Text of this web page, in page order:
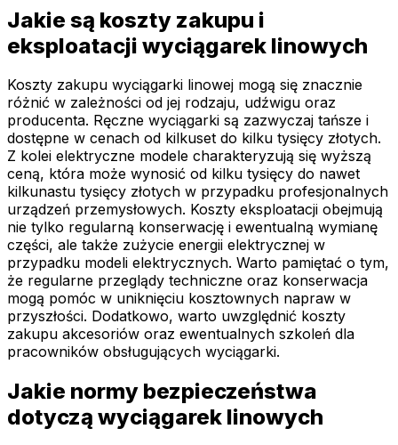
Jakie są koszty zakupu i
eksploatacji wyciągarek linowych
Koszty zakupu wyciągarki linowej mogą się znacznie
różnić w zależności od jej rodzaju, udźwigu oraz
producenta. Ręczne wyciągarki są zazwyczaj tańsze i
dostępne w cenach od kilkuset do kilku tysięcy złotych.
Z kolei elektryczne modele charakteryzują się wyższą
ceną, która może wynosić od kilku tysięcy do nawet
kilkunastu tysięcy złotych w przypadku profesjonalnych
urządzeń przemysłowych. Koszty eksploatacji obejmują
nie tylko regularną konserwację i ewentualną wymianę
części, ale także zużycie energii elektrycznej w
przypadku modeli elektrycznych. Warto pamiętać o tym,
że regularne przeglądy techniczne oraz konserwacja
mogą pomóc w uniknięciu kosztownych napraw w
przyszłości. Dodatkowo, warto uwzględnić koszty
zakupu akcesoriów oraz ewentualnych szkoleń dla
pracowników obsługujących wyciągarki.
Jakie normy bezpieczeństwa
dotyczą wyciągarek linowych